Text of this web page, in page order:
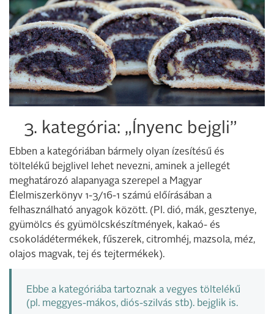
3. kategória: „Ínyenc bejgli”
Ebben a kategóriában bármely olyan ízesítésű és
töltelékű bejglivel lehet nevezni, aminek a jellegét
meghatározó alapanyaga szerepel a Magyar
Élelmiszerkönyv 1-3/16-1 számú előírásában a
felhasználható anyagok között. (Pl. dió, mák, gesztenye,
gyümölcs és gyümölcskészítmények, kakaó- és
csokoládétermékek, fűszerek, citromhéj, mazsola, méz,
olajos magvak, tej és tejtermékek).
Ebbe a kategóriába tartoznak a vegyes töltelékű
(pl. meggyes-mákos, diós-szilvás stb). bejglik is.